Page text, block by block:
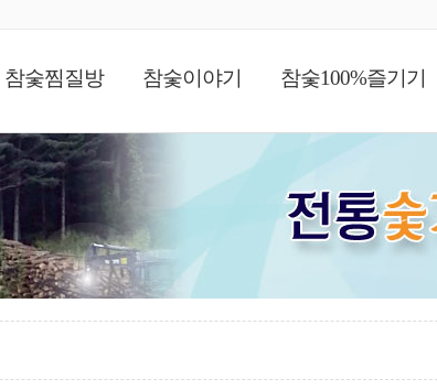
참숯찜질방 참숯이야기 참숯100%즐기기